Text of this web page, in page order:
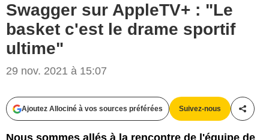
Swagger sur AppleTV+ : "Le
basket c'est le drame sportif
ultime"
29 nov. 2021 à 15:07
Ajoutez Allociné à vos sources préférées Suivez-nous
Nous sommes allés à la rencontre de l'équipe de